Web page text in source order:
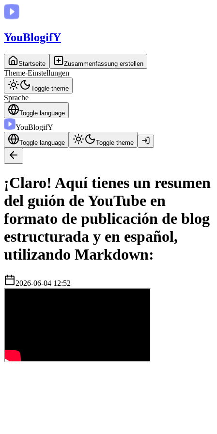
YouBlogifY
Startseite Zusammenfassung erstellen
Theme-Einstellungen
Toggle theme
Sprache
Toggle language
YouBlogifY
Toggle language Toggle theme
¡Claro! Aquí tienes un resumen
del guión de YouTube en
formato de publicación de blog
estructurada y en español,
utilizando Markdown:
2026-06-04 12:52